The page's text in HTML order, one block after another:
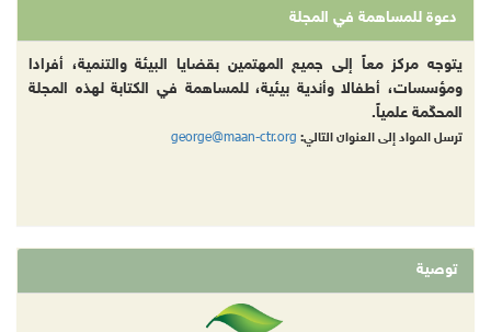
في المجلة
معاً إلى جميع المهتمين بقضايا البيئة والتنمية، أفرادا
أطفالا وأندية بيئية، للمساهمة في الكتابة لهذه المجلة
علمياً.
إلى العنوان التالي:george@maan-ctr.org